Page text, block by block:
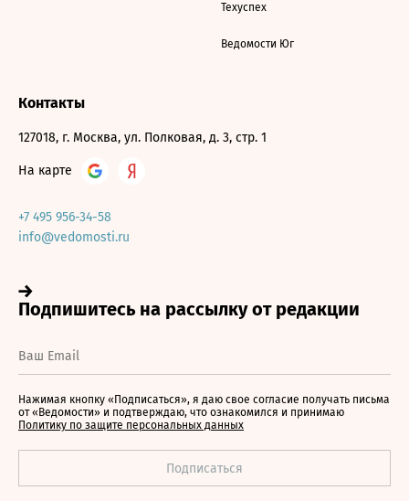
Техуспех
Ведомости Юг
Контакты
127018, г. Москва, ул. Полковая, д. 3, стр. 1
На карте
+7 495 956-34-58
info@vedomosti.ru
Нажимая кнопку «Подписаться», я даю свое согласие получать письма
от «Ведомости» и подтверждаю, что ознакомился и принимаю
Политику по защите персональных данных